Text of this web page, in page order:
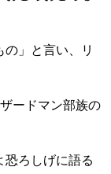
」と言い、リ
ードマン部族の
恐ろしげに語る